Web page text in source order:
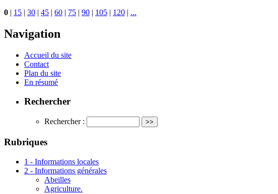
0 | 15 | 30 | 45 | 60 | 75 | 90 | 105 | 120 | ...
Navigation
Accueil du site
Contact
Plan du site
En résumé
Rechercher
Rechercher :
Rubriques
1 - Informations locales
2 - Informations générales
Abeilles
Agriculture.